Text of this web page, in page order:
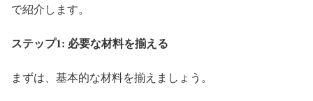
で紹介します。
ステップ1: 必要な材料を揃える
まずは、基本的な材料を揃えましょう。